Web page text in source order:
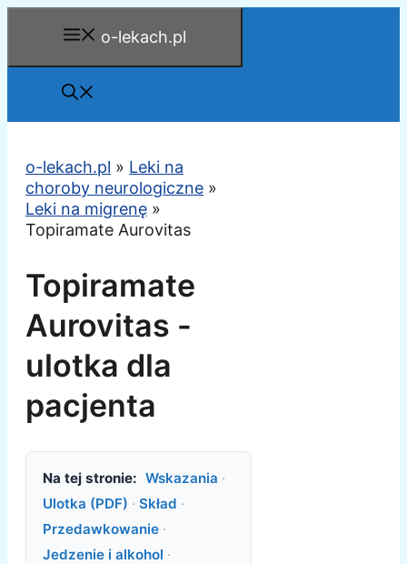
o-lekach.pl
o-lekach.pl » Leki na
choroby neurologiczne »
Leki na migrenę »
Topiramate Aurovitas
Topiramate
Aurovitas -
ulotka dla
pacjenta
Na tej stronie: Wskazania ·
Ulotka (PDF) · Skład ·
Przedawkowanie ·
Jedzenie i alkohol ·